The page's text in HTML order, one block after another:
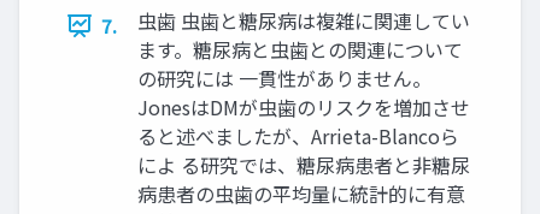
7.
虫歯 虫歯と糖尿病は複雑に関連してい
ます。糖尿病と虫歯との関連について
の研究には 一貫性がありません。
JonesはDMが虫歯のリスクを増加させ
ると述べましたが、Arrieta-Blancoら
によ る研究では、糖尿病患者と非糖尿
病患者の虫歯の平均量に統計的に有意